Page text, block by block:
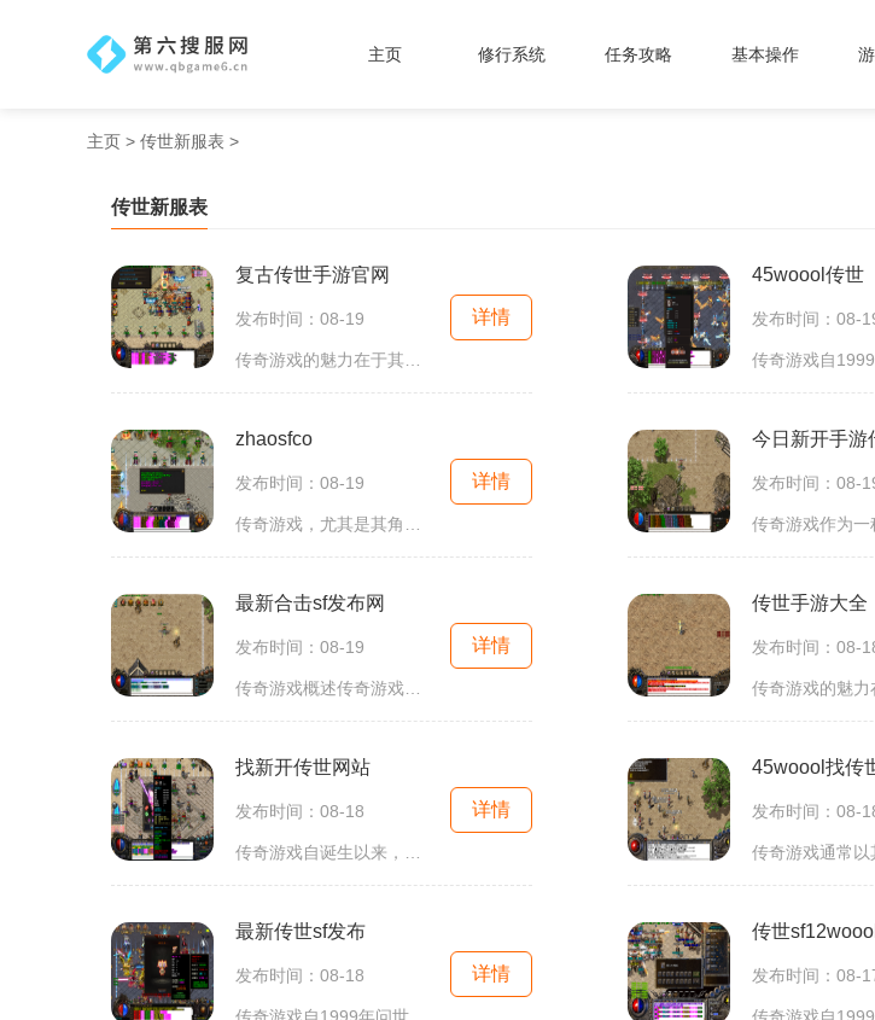
主页 修行系统 任务攻略 基本操作
主页 > 传世新服表 >
传世新服表
复古传世手游官网
发布时间：08-19 详情
45woool传世
发布时间：08-
zhaosfco
发布时间：08-19 详情
今日新开手游
发布时间：08-
最新合击sf发布网
发布时间：08-19 详情
传世手游大全
发布时间：08-
找新开传世网站
发布时间：08-18 详情 发布时间：08-
最新传世sf发布
发布时间：08-18 详情
传世sf12woool
发布时间：08-